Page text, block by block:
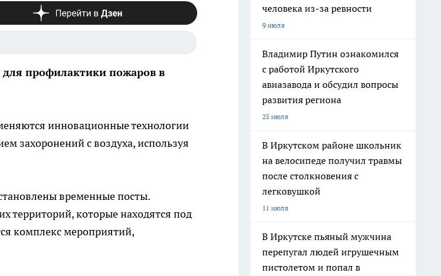
профилактики пожаров в
инновационные технологии
захоронений с воздуха, используя
временные посты.
территорий, которые находятся под
комплекс мероприятий,
человека из-за ревности
9 июля
Владимир Путин ознакомился
с работой Иркутского
авиазавода и обсудил вопросы
развития региона
25 июля
В Иркутском районе школьник
на велосипеде получил травмы
после столкновения с
легковушкой
11 июля
В Иркутске пьяный мужчина
перепугал людей игрушечным
пистолетом и попал в